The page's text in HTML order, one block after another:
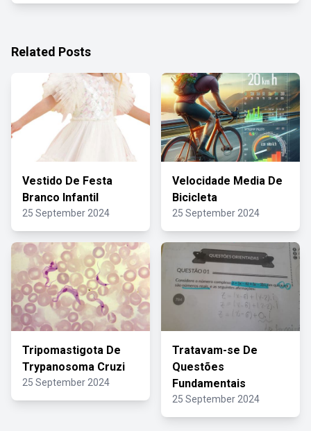
Related Posts
Vestido De Festa
Branco Infantil
25 September 2024
Velocidade Media De
Bicicleta
25 September 2024
Tripomastigota De
Trypanosoma Cruzi
25 September 2024
Tratavam-se De
Questões
Fundamentais
25 September 2024